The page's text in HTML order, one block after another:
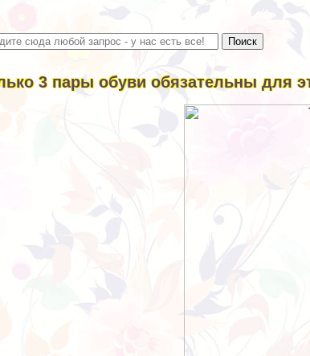
3 пары обуви обязательны для